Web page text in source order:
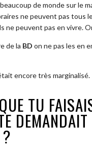
de monde sur le
ne peuvent pas tous
ne peuvent pas en vivre.
de la BD on ne pas les en
encore très marginalisé.
TU